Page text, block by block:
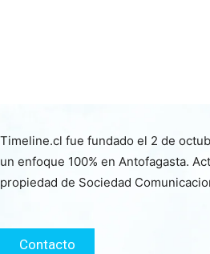
Timeline.cl fue fundado el 2 de
un enfoque 100% en Antofagasta.
propiedad de Sociedad
Contacto